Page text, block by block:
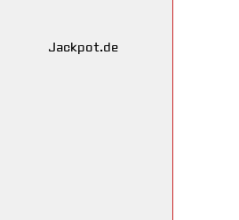
Jackpot.de